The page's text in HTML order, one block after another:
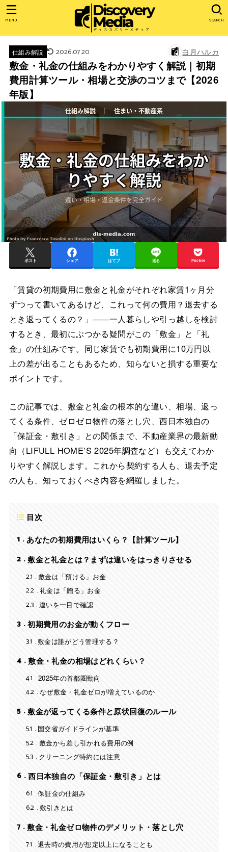
SEARCH
MENU
仕組み解説 2026.07.20 白月ハルカ
敷金・礼金の仕組みをわかりやすく解説｜初期
費用計算ツール・相場と交渉のコツまで【2026
年版】
ポスト シェア はてブ 送る Pocket
「賃貸の初期費用に敷金と礼金がそれぞれ家賃1ヶ月分
ずつって書いてあるけど、これって何の費用？退去する
とき返ってくるの？」――一人暮らしや引っ越しを検討
するとき、最初にぶつかる疑問がこの「敷金」と「礼
金」の仕組みです。同じ家賃でも初期費用に10万円以
上の差が出ることもあるため、知らないと損する重要な
ポイントです。
この記事では、敷金と礼金の根本的な違い、相場、返っ
てくる条件、ゼロゼロ物件の落とし穴、西日本独自の
「保証金・敷引き」との関係まで、不動産業界の最新動
向（LIFULL HOME’S 2025年調査など）も交えてわか
りやすく解説します。これから契約する人も、退去予定
の人も、知っておくべき内容を網羅しました。
目次
1
あなたの初期費用はいくら？【計算ツール】
2
敷金と礼金とは？まずは違いをはっきりさせる
2.1
敷金は「預ける」お金
2.2 礼金は「贈る」お金
2.3 違いを一目で確認
3
初期費用のお金が動くフロー
3.1
敷金は誰がどう管理する？
4
敷金・礼金の相場はどれくらい？
4.1
2025年の首都圏動向
4.2 なぜ敷金・礼金ゼロが増えているのか
5
敷金が返ってくる条件と原状回復のルール
5.1
国交省ガイドラインが基準
5.2 敷金から差し引かれる費用の例
5.3 クリーニング特約には注意
6
西日本独自の「保証金・敷引き」とは
6.1
保証金の仕組み
6.2 敷引きとは
7
敷金・礼金ゼロ物件のデメリット・落とし穴
7.1
退去時の費用が想定以上になることも